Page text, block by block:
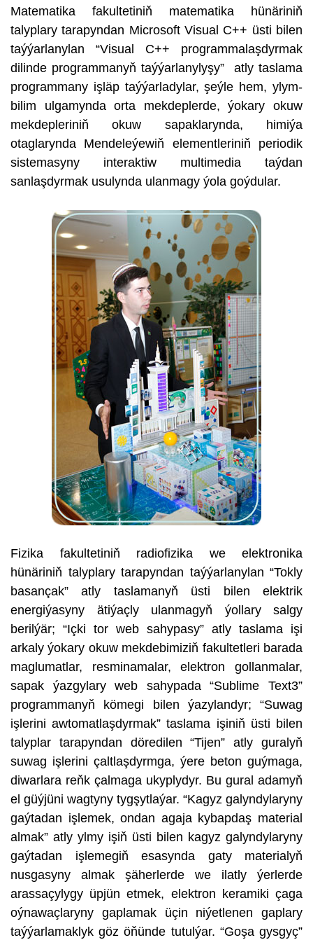
Matematika fakultetiniň matematika hünäriniň
talyplary tarapyndan Microsoft Visual C++ üsti bilen
taýýarlanylan “Visual С++ programmalaşdyrmak
dilinde programmanyň taýýarlanylyşy” atly taslama
programmany işläp taýýarladylar, şeýle hem, ylym-
bilim ulgamynda orta mekdeplerde, ýokary okuw
mekdepleriniň okuw sapaklarynda, himiýa
otaglarynda Mendeleýewiň elementleriniň periodik
sistemasyny interaktiw multimedia taýdan
sanlaşdyrmak usulynda ulanmagy ýola goýdular.
Fizika fakultetiniň radiofizika we elektronika
hünäriniň talyplary tarapyndan taýýarlanylan “Tokly
basançak” atly taslamanyň üsti bilen elektrik
energiýasyny ätiýaçly ulanmagyň ýollary salgy
berilýär; “Içki tor web sahypasy” atly taslama işi
arkaly ýokary okuw mekdebimiziň fakultetleri barada
maglumatlar, resminamalar, elektron gollanmalar,
sapak ýazgylary web sahypada “Sublime Text3”
programmanyň kömegi bilen ýazylandyr; “Suwag
işlerini awtomatlaşdyrmak” taslama işiniň üsti bilen
talyplar tarapyndan döredilen “Tijen” atly guralyň
suwag işlerini çaltlaşdyrmga, ýere beton guýmaga,
diwarlara reňk çalmaga ukyplydyr. Bu gural adamyň
el güýjüni wagtyny tygşytlaýar. “Kagyz galyndylaryny
gaýtadan işlemek, ondan agaja kybapdaş material
almak” atly ylmy işiň üsti bilen kagyz galyndylaryny
gaýtadan işlemegiň esasynda gaty materialyň
nusgasyny almak şäherlerde we ilatly ýerlerde
arassaçylygy üpjün etmek, elektron keramiki çaga
oýnawaçlaryny gaplamak üçin niýetlenen gaplary
taýýarlamaklyk göz öňünde tutulýar. “Goşa gysgyç”